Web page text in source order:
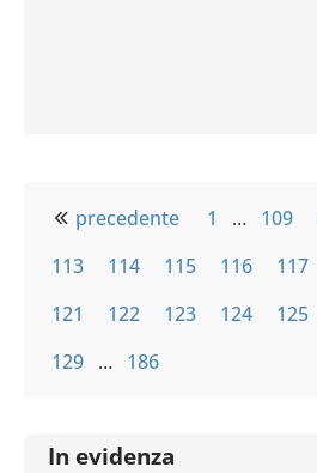
precedente 1 … 109
113
114 115 116 117
121
122 123 124 125
129 … 186
In evidenza